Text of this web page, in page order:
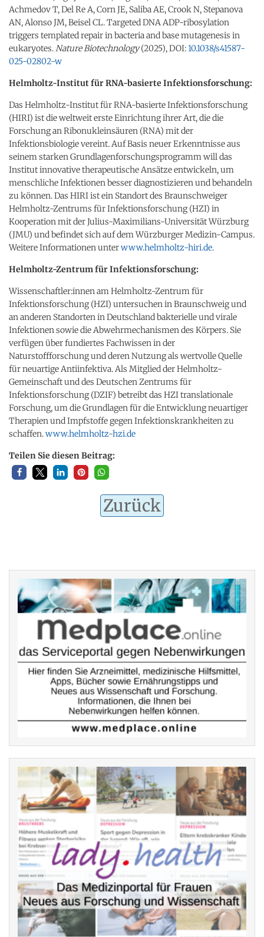
Achmedov T, Del Re A, Corn JE, Saliba AE, Crook N, Stepanova
AN, Alonso JM, Beisel CL. Targeted DNA ADP-ribosylation
triggers templated repair in bacteria and base mutagenesis in
eukaryotes. Nature Biotechnology(2025), DOI: 10.1038/s41587-
025-02802-w
Helmholtz-Institut für RNA-basierte Infektionsforschung:
Das Helmholtz-Institut für RNA-basierte Infektionsforschung
(HIRI) ist die weltweit erste Einrichtung ihrer Art, die die
Forschung an Ribonukleinsäuren (RNA) mit der
Infektionsbiologie vereint. Auf Basis neuer Erkenntnisse aus
seinem starken Grundlagenforschungsprogramm will das
Institut innovative therapeutische Ansätze entwickeln, um
menschliche Infektionen besser diagnostizieren und behandeln
zu können. Das HIRI ist ein Standort des Braunschweiger
Helmholtz-Zentrums für Infektionsforschung (HZI) in
Kooperation mit der Julius-Maximilians-Universität Würzburg
(JMU) und befindet sich auf dem Würzburger Medizin-Campus.
Weitere Informationen unterwww.helmholtz-hiri.de.
Helmholtz-Zentrum für Infektionsforschung:
Wissenschaftler:innen am Helmholtz-Zentrum für
Infektionsforschung (HZI) untersuchen in Braunschweig und
an anderen Standorten in Deutschland bakterielle und virale
Infektionen sowie die Abwehrmechanismen des Körpers. Sie
verfügen über fundiertes Fachwissen in der
Naturstoffforschung und deren Nutzung als wertvolle Quelle
für neuartige Antiinfektiva. Als Mitglied der Helmholtz-
Gemeinschaft und des Deutschen Zentrums für
Infektionsforschung (DZIF) betreibt das HZI translationale
Forschung, um die Grundlagen für die Entwicklung neuartiger
Therapien und Impfstoffe gegen Infektionskrankheiten zu
schaffen.www.helmholtz-hzi.de
Teilen Sie diesen Beitrag:
Zurück